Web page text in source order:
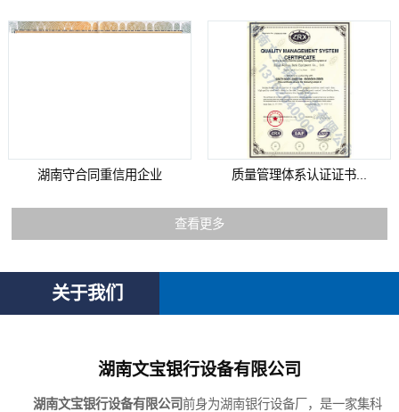
湖南守合同重信用企业 质量管理体系认证证书...
查看更多
关于我们
湖南文宝银行设备有限公司
湖南文宝银行设备有限公司前身为湖南银行设备厂，是一家集科